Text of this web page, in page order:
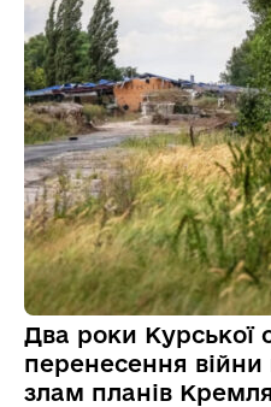
Два роки Курської
перенесення
злам планів Кремля